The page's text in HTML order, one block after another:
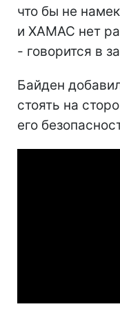
что бы не
и ХАМАС нет
- говорится в
Байден
стоять на
его